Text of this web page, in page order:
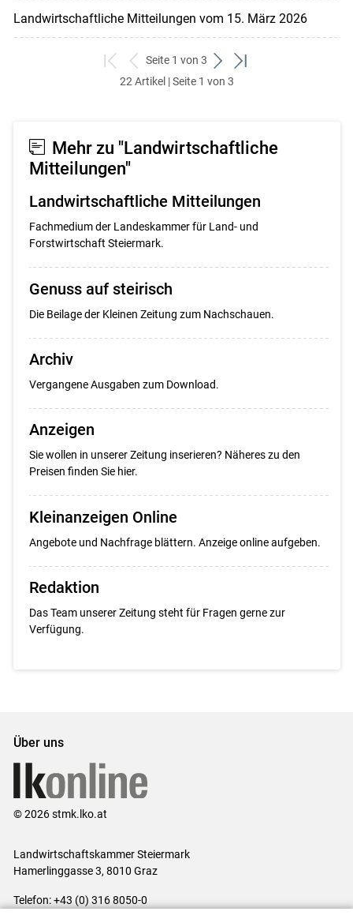
Landwirtschaftliche Mitteilungen vom 15. März 2026
zum
ersten
zurück
zum
Seite 1 von 3
weiter
zum
zum
22 Artikel | Seite 1 von 3
Mehr zu "Landwirtschaftliche
Mitteilungen"
Landwirtschaftliche Mitteilungen
Fachmedium der Landeskammer für Land- und
Forstwirtschaft Steiermark.
Genuss auf steirisch
Die Beilage der Kleinen Zeitung zum Nachschauen.
Archiv
Vergangene Ausgaben zum Download.
Anzeigen
Sie wollen in unserer Zeitung inserieren? Näheres zu den
Preisen finden Sie hier.
Kleinanzeigen Online
Angebote und Nachfrage blättern. Anzeige online aufgeben.
Redaktion
Das Team unserer Zeitung steht für Fragen gerne zur
Verfügung.
Über uns
© 2026 stmk.lko.at
Landwirtschaftskammer Steiermark
Hamerlinggasse 3, 8010 Graz
Telefon: +43 (0) 316 8050-0